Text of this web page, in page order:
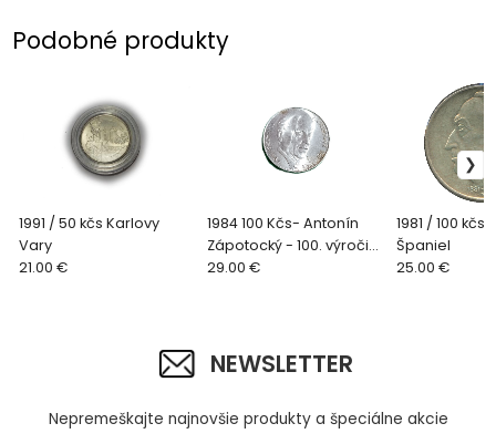
Podobné produkty
1991 / 50 kčs Karlovy
Vary
21.00 €
1984 100 Kčs- Antonín
Zápotocký - 100. výročie
narodenia
29.00 €
1981 / 100 kčs
Španiel
25.00 €
NEWSLETTER
Nepremeškajte najnovšie produkty a špeciálne akcie